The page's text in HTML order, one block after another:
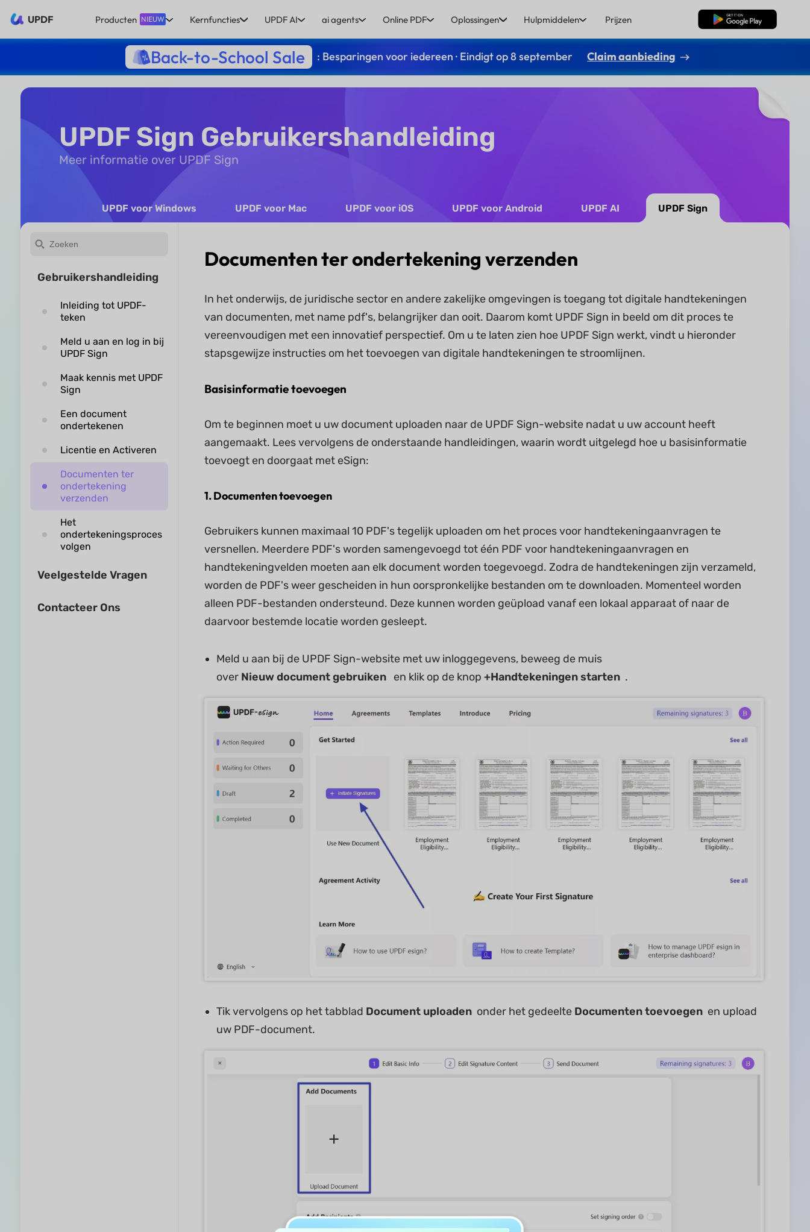
UPDF Producten NIEUW Kernfuncties UPDF AI ai agents Online PDF Oplossingen Hulpmiddelen Prijzen Gratis Download
Back-to-School Sale : Besparingen voor iedereen · Eindigt op 8 september Claim aanbieding
UPDF Sign Gebruikershandleiding
Meer informatie over UPDF Sign
UPDF voor Windows UPDF voor Mac UPDF voor iOS UPDF voor Android UPDF AI UPDF Sign
Gebruikershandleiding
Inleiding tot UPDF-
teken
Meld u aan en log in bij
UPDF Sign
Maak kennis met UPDF
Sign
Een document
ondertekenen
Licentie en Activeren
Documenten ter
ondertekening
verzenden
Het
ondertekeningsproces
volgen
Veelgestelde Vragen
Contacteer Ons
Documenten ter ondertekening verzenden
In het onderwijs, de juridische sector en andere zakelijke omgevingen is toegang tot digitale handtekeningen
van documenten, met name pdf's, belangrijker dan ooit. Daarom komt UPDF Sign in beeld om dit proces te
vereenvoudigen met een innovatief perspectief. Om u te laten zien hoe UPDF Sign werkt, vindt u hieronder
stapsgewijze instructies om het toevoegen van digitale handtekeningen te stroomlijnen.
Basisinformatie toevoegen
Om te beginnen moet u uw document uploaden naar de UPDF Sign-website nadat u uw account heeft
aangemaakt. Lees vervolgens de onderstaande handleidingen, waarin wordt uitgelegd hoe u basisinformatie
toevoegt en doorgaat met eSign:
1. Documenten toevoegen
Gebruikers kunnen maximaal 10 PDF's tegelijk uploaden om het proces voor handtekeningaanvragen te
versnellen. Meerdere PDF's worden samengevoegd tot één PDF voor handtekeningaanvragen en
handtekeningvelden moeten aan elk document worden toegevoegd. Zodra de handtekeningen zijn verzameld,
worden de PDF's weer gescheiden in hun oorspronkelijke bestanden om te downloaden. Momenteel worden
alleen PDF-bestanden ondersteund. Deze kunnen worden geüpload vanaf een lokaal apparaat of naar de
daarvoor bestemde locatie worden gesleept.
Meld u aan bij de UPDF Sign-website met uw inloggegevens, beweeg de muis
over Nieuwdocumentgebruikenen klik op de knop +Handtekeningen starten.
Tik vervolgens op het tabblad Document uploadenonder het gedeelte Documenten toevoegenen upload
uw PDF-document.